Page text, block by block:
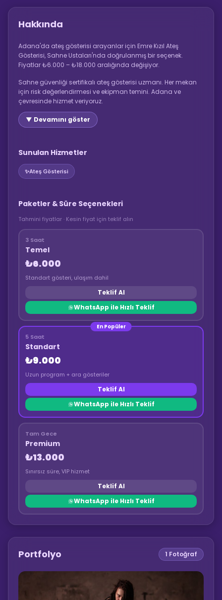
Hakkında
Adana'da ateş gösterisi arayanlar için Emre Kızıl Ateş
Gösterisi, Sahne Ustaları'nda doğrulanmış bir seçenek.
Fiyatlar ₺6.000 – ₺18.000 aralığında değişiyor.
Sahne güvenliği sertifikalı ateş gösterisi uzmanı. Her mekan
için risk değerlendirmesi ve ekipman temini. Adana ve
çevresinde hizmet veriyoruz.
▼ Devamını göster
Sunulan Hizmetler
✨Ateş Gösterisi
Paketler & Süre Seçenekleri
Tahmini fiyatlar · Kesin fiyat için teklif alın
3 Saat
Temel
₺6.000
Standart gösteri, ulaşım dahil
Teklif Al
WhatsApp ile Hızlı Teklif
En Popüler
5 Saat
Standart
₺9.000
Uzun program + ara gösteriler
Teklif Al
WhatsApp ile Hızlı Teklif
Tam Gece
Premium
₺13.000
Sınırsız süre, VIP hizmet
Teklif Al
WhatsApp ile Hızlı Teklif
Portfolyo 1 Fotoğraf